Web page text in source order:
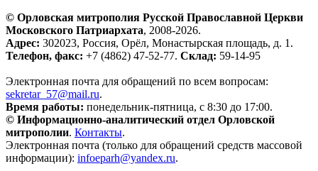
© Орловская митрополия Русской Православной Церкви
Московского Патриархата, 2008-2026.
Адрес: 302023, Россия, Орёл, Монастырская площадь, д. 1.
Телефон, факс: +7 (4862) 47-52-77. Склад: 59-14-95
Электронная почта для обращений по всем вопросам:
sekretar_57@mail.ru.
Время работы: понедельник-пятница, с 8:30 до 17:00.
© Информационно-аналитический отдел Орловской
митрополии. Контакты.
Электронная почта (только для обращений средств массовой
информации): infoeparh@yandex.ru.